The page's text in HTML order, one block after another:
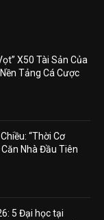
X50 Tài Sản Của
Tảng Cá Cược
“Thời Cơ
Nhà Đầu Tiên
5 Đại học tại